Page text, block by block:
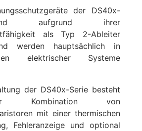
der DS40x-
aufgrund ihrer
als Typ 2-Ableiter
werden hauptsächlich in
elektrischer Systeme
der DS40x-Serie besteht
Kombination von
mit einer thermischen
Fehleranzeige und optional